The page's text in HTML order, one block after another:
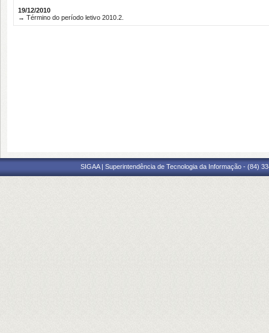
19/12/2010
→ Término do período letivo 2010.2.
SIGAA | Superintendência de Tecnologia da Informação - (84)